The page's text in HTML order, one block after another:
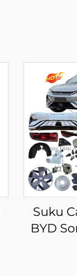
Suku
BYD